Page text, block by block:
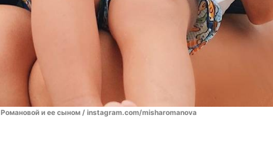
и ее сыном / instagram.com/misharomanova